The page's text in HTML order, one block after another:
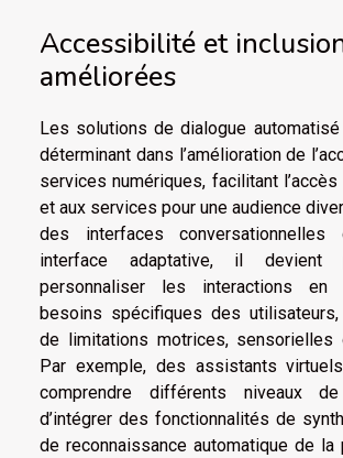
Accessibilité et
améliorées
Les solutions de dialogue
déterminant dans l’amélioration de
services numériques, facilitant l’accès
et aux services pour une audience
des interfaces conversationnelles
interface adaptative, il devient
personnaliser les interactions en
besoins spécifiques des utilisateurs,
de limitations motrices, sensorielles
Par exemple, des assistants
comprendre différents niveaux
d’intégrer des fonctionnalités de
de reconnaissance automatique de la